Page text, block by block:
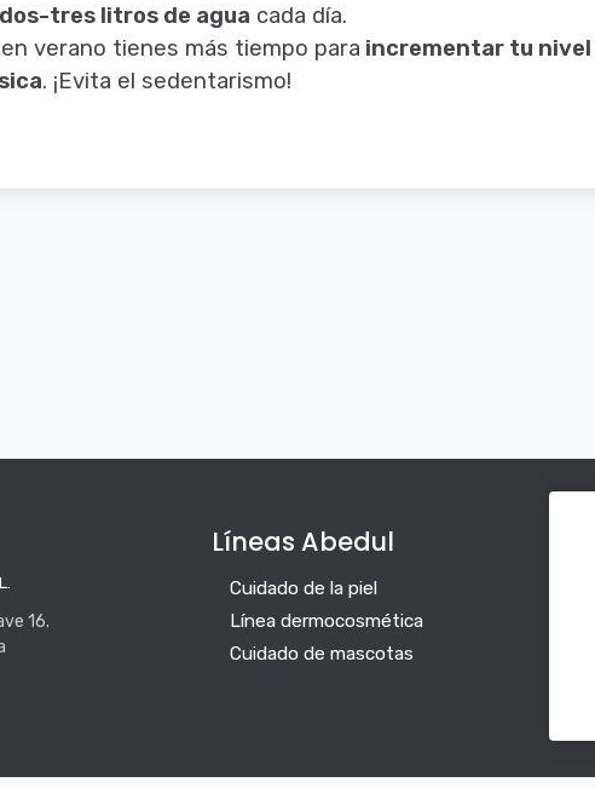
dos-tres litros de agua cada día.
verano tienes más tiempo para incrementar tu nivel
. ¡Evita el sedentarismo!
16.
Líneas Abedul